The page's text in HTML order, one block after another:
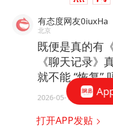
有态度网友0iuxHa
北京
既便是真的有
《聊天记录》
就不能 “恢复”
2026-05-14
打开APP发贴